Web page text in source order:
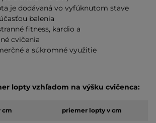
je dodávaná vo vyfúknutom stave
balenia
fitness, kardio a
cvičenia
a súkromné využitie
lopty vzhľadom na výšku cvičenca:
cm priemer lopty v cm